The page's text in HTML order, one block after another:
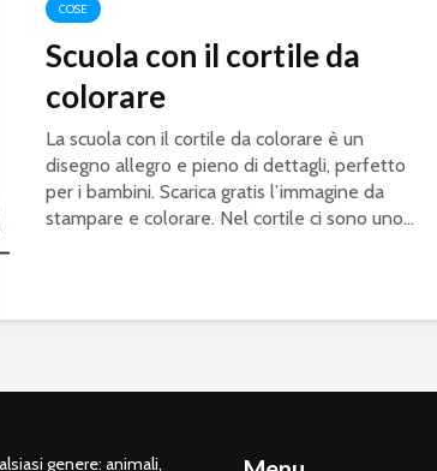
COSE
Scuola con il cortile da
colorare
La scuola con il cortile da colorare è un
disegno allegro e pieno di dettagli, perfetto
per i bambini. Scarica gratis l’immagine da
stampare e colorare. Nel cortile ci sono uno...
genere: animali,